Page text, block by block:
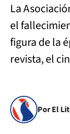
La
el
figura de la
revista, el
Por El